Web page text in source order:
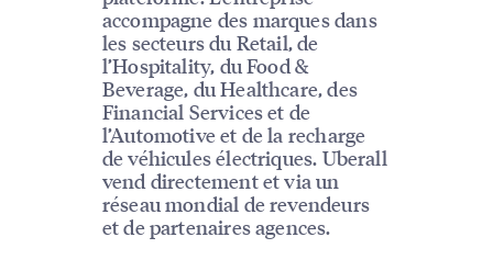
accompagne des marques dans
les secteurs du Retail, de
l’Hospitality, du Food &
Beverage, du Healthcare, des
Financial Services et de
l’Automotive et de la recharge
de véhicules électriques. Uberall
vend directement et via un
réseau mondial de revendeurs
et de partenaires agences.